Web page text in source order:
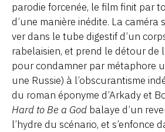
parodie forcenée, le film finit par
d’une manière inédite. La caméra
ver dans le tube digestif d’un
rabelaisien, et prend le détour de
pour condamner par métaphore
une Russie) à l’obscurantisme
du roman éponyme d’Arkady et
Hard to Be a God balaye d’un
l’hydre du scénario, et s’enfonce